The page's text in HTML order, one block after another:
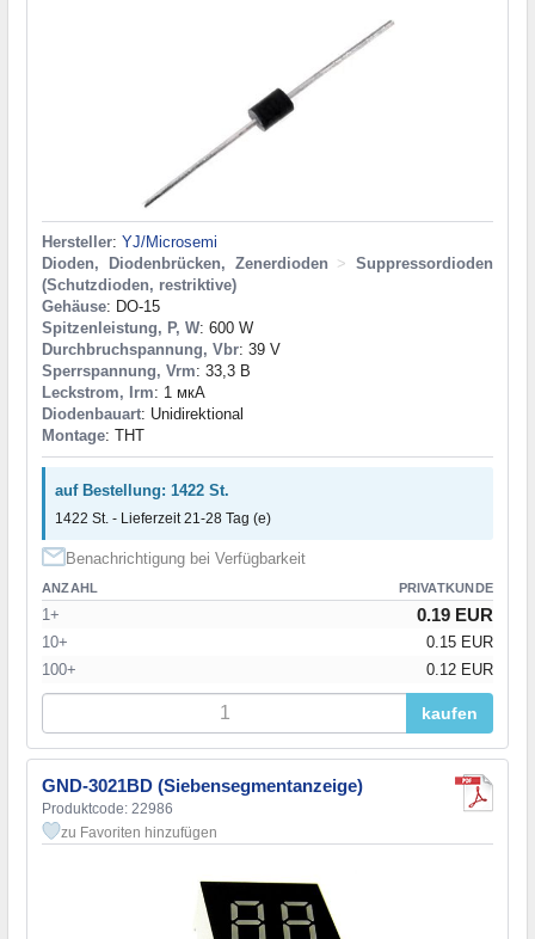
Hersteller: YJ/Microsemi
Dioden, Diodenbrücken, Zenerdioden > Suppressordioden
(Schutzdioden, restriktive)
Gehäuse: DO-15
Spitzenleistung, P, W: 600 W
Durchbruchspannung, Vbr: 39 V
Sperrspannung, Vrm: 33,3 В
Leckstrom, Irm: 1 мкА
Diodenbauart: Unidirektional
Montage: THT
auf Bestellung: 1422 St.
1422 St. - Lieferzeit 21-28 Tag (e)
Benachrichtigung bei Verfügbarkeit
ANZAHL PRIVATKUNDE
1+ 0.19 EUR
10+
0.15 EUR
100+
0.12 EUR
kaufen
GND-3021BD (Siebensegmentanzeige)
Produktcode: 22986
zu Favoriten hinzufügen